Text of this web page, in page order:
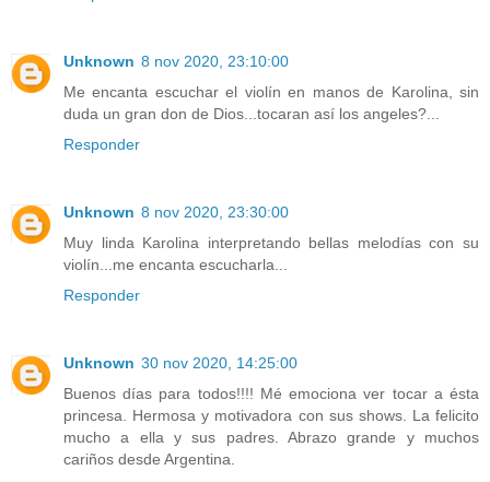
Unknown 8 nov 2020, 23:10:00
Me encanta escuchar el violín en manos de Karolina, sin
duda un gran don de Dios...tocaran así los angeles?...
Responder
Unknown 8 nov 2020, 23:30:00
Muy linda Karolina interpretando bellas melodías con su
violín...me encanta escucharla...
Responder
Unknown 30 nov 2020, 14:25:00
Buenos días para todos!!!! Mé emociona ver tocar a ésta
princesa. Hermosa y motivadora con sus shows. La felicito
mucho a ella y sus padres. Abrazo grande y muchos
cariños desde Argentina.